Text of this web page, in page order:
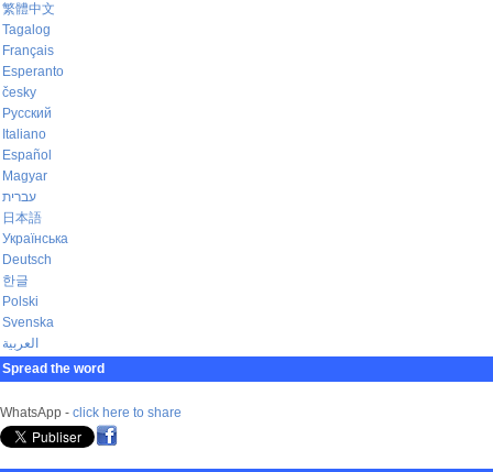
繁體中文
Tagalog
Français
Esperanto
česky
Русский
Italiano
Español
Magyar
עברית
日本語
Українська
Deutsch
한글
Polski
Svenska
العربية
Spread the word
WhatsApp - click here to share